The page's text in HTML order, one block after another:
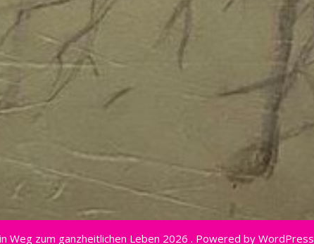
Weg zum ganzheitlichen Leben 2026 . Powered by WordPress